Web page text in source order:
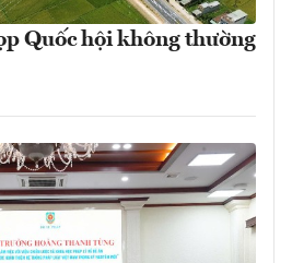
Quốc hội không thường